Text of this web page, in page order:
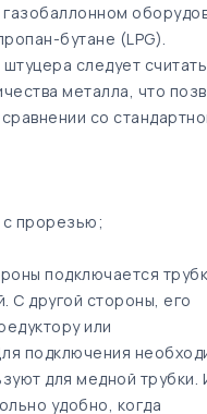
бутане (LPG).
следует считать
металла, что
со
прорезью;
подключается
С другой стороны, его
или
подключения
для медной трубки.
удобно, когда